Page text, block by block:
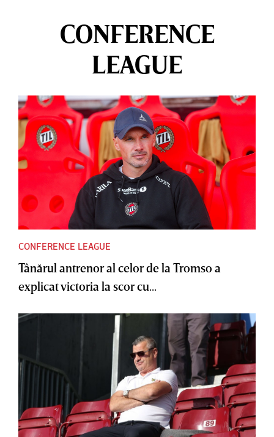
CONFERENCE
LEAGUE
CONFERENCE LEAGUE
Tânărul antrenor al celor de la Tromso a
explicat victoria la scor cu...